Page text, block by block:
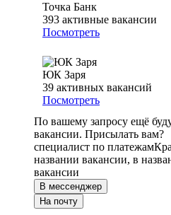
Точка Банк
393 активные вакансии
Посмотреть
ЮК Заря
39 активных вакансий
Посмотреть
По вашему запросу ещё
вакансии. Присылать вам?
специалист по платежам
названии вакансии, в
вакансии
В мессенджер
На почту